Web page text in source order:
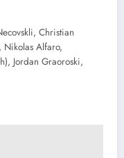
Christian
Nikolas Alfaro,
Jordan Graoroski,